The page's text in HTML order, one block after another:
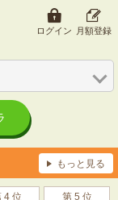
ログイン 月額登録
もっと見る
4位 第5位